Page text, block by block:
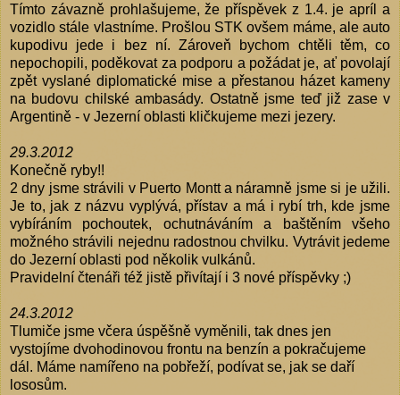
Tímto závazně prohlašujeme, že příspěvek z 1.4. je apríl a
vozidlo stále vlastníme. Prošlou STK ovšem máme, ale auto
kupodivu jede i bez ní. Zároveň bychom chtěli těm, co
nepochopili, poděkovat za podporu a požádat je, ať povolají
zpět vyslané diplomatické mise a přestanou házet kameny
na budovu chilské ambasády. Ostatně jsme teď již zase v
Argentině - v Jezerní oblasti kličkujeme mezi jezery.
29.3.2012
Konečně ryby!!
2 dny jsme strávili v Puerto Montt a náramně jsme si je užili.
Je to, jak z názvu vyplývá, přístav a má i rybí trh, kde jsme
vybíráním pochoutek, ochutnáváním a baštěním všeho
možného strávili nejednu radostnou chvilku. Vytrávit jedeme
do Jezerní oblasti pod několik vulkánů.
Pravidelní čtenáři též jistě přivítají i 3 nové příspěvky ;)
24.3.2012
Tlumiče jsme včera úspěšně vyměnili, tak dnes jen
vystojíme dvohodinovou frontu na benzín a pokračujeme
dál. Máme namířeno na pobřeží, podívat se, jak se daří
lososům.